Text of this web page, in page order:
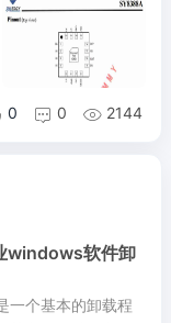
0  0  2144
windows软件卸
一个基本的卸载程